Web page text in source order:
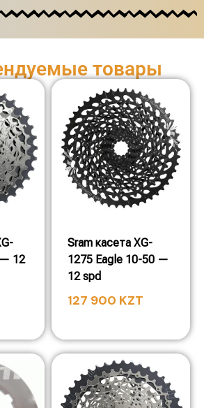
товары
— 12
Sram касета XG-
1275 Eagle 10-50 —
12 spd
127 900 KZT